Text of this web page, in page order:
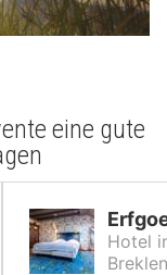
eine gute
Hotel